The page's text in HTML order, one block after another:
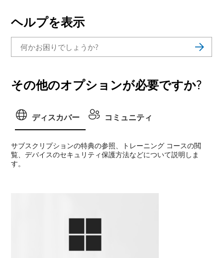
ヘルプを表示
その他のオプションが必要ですか?
ディスカバー コミュニティ
サブスクリプションの特典の参照、トレーニング コースの閲
覧、デバイスのセキュリティ保護方法などについて説明しま
す。